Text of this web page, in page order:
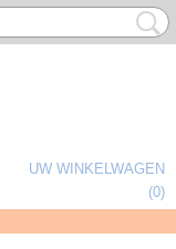
UW WINKELWAGEN
(0)